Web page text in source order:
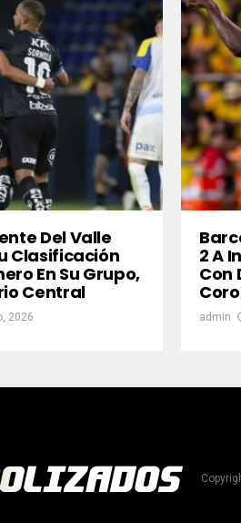
Del Valle
Clasificación
En Su Grupo,
Central
2026
2 A
Con
admin